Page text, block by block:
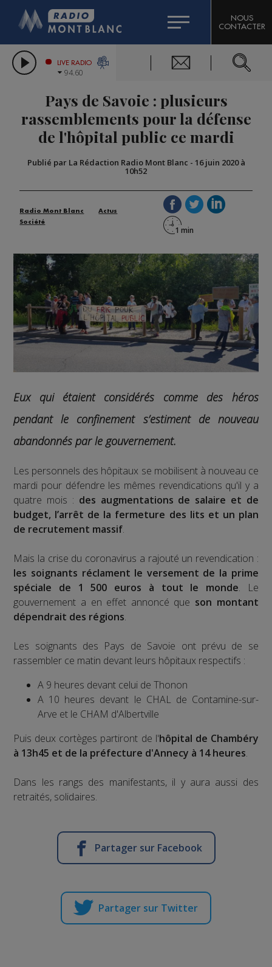
LES CHRONIQUES DE L'EXPERT
CITIZEN MACHINERY
GRAND MASSIF DOMAINES SKIABLES
BIGARD
COMPAGNIE DU MONT-BLANC
NOUS
CONTACTER
LIVE RADIO
94.60
Pays de Savoie : plusieurs
rassemblements pour la défense
de l'hôpital public ce mardi
Publié par La Rédaction Radio Mont Blanc - 16 juin 2020 à
10h52
Radio Mont Blanc
Actus
Société
Eux qui étaient considérés comme des héros
pendant le confinement s’estiment de nouveau
abandonnés par le gouvernement.
Les personnels des hôpitaux se mobilisent à nouveau ce
mardi pour défendre les mêmes revendications qu'il y a
quatre mois : des augmentations de salaire et de
budget, l’arrêt de la fermeture des lits et un plan
de recrutement massif.
Mais la crise du coronavirus a rajouté un revendication :
les soignants réclament le versement de la prime
spéciale de 1 500 euros à tout le monde. Le
gouvernement a en effet annoncé que son montant
dépendrait des régions.
Les soignants des Pays de Savoie ont prévu de se
rassembler ce matin devant leurs hôpitaux respectifs :
A 9 heures devant celui de Thonon
A 10 heures devant le CHAL de Contamine-sur-
Arve et le CHAM d'Albertville
Puis deux cortèges partiront de l'hôpital de Chambéry
à 13h45 et de la préfecture d'Annecy à 14 heures.
Dans les rangs des manifestants, il y aura aussi des
retraités, solidaires.
Partager sur Facebook
Partager sur Twitter